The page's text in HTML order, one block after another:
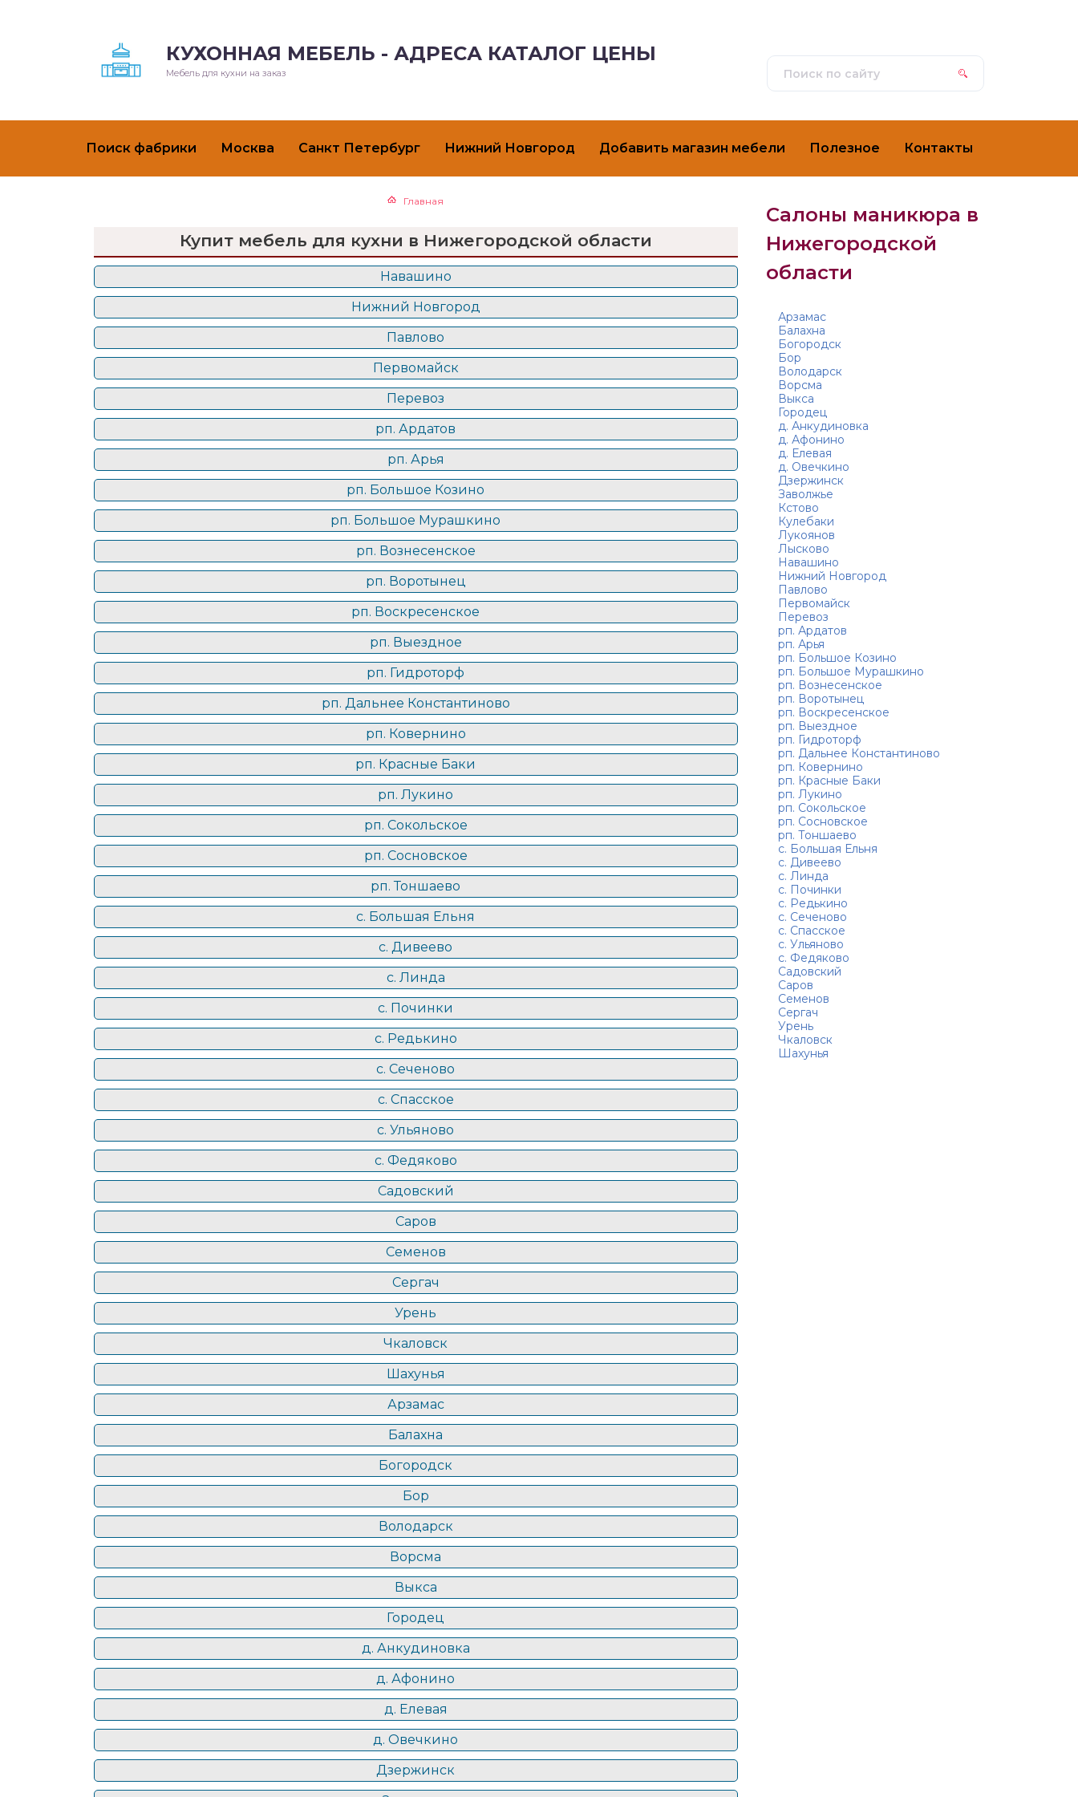
КУХОННАЯ МЕБЕЛЬ - АДРЕСА КАТАЛОГ ЦЕНЫ
Мебель для кухни на заказ
Поиск фабрики Москва Санкт Петербург Нижний Новгород Добавить магазин мебели Полезное Контакты
Главная
Купит мебель для кухни в Нижегородской области
Навашино
Нижний Новгород
Павлово
Первомайск
Перевоз
рп. Ардатов
рп. Арья
рп. Большое Козино
рп. Большое Мурашкино
рп. Вознесенское
рп. Воротынец
рп. Воскресенское
рп. Выездное
рп. Гидроторф
рп. Дальнее Константиново
рп. Ковернино
рп. Красные Баки
рп. Лукино
рп. Сокольское
рп. Сосновское
рп. Тоншаево
с. Большая Ельня
с. Дивеево
с. Линда
с. Починки
с. Редькино
с. Сеченово
с. Спасское
с. Ульяново
с. Федяково
Садовский
Саров
Семенов
Сергач
Урень
Чкаловск
Шахунья
Арзамас
Балахна
Богородск
Бор
Володарск
Ворсма
Выкса
Городец
д. Анкудиновка
д. Афонино
д. Елевая
д. Овечкино
Дзержинск
Салоны маникюра в
Нижегородской
области
Арзамас
Балахна
Богородск
Бор
Володарск
Ворсма
Выкса
Городец
д. Анкудиновка
д. Афонино
д. Елевая
д. Овечкино
Дзержинск
Заволжье
Кстово
Кулебаки
Лукоянов
Лысково
Навашино
Нижний Новгород
Павлово
Первомайск
Перевоз
рп. Ардатов
рп. Арья
рп. Большое Козино
рп. Большое Мурашкино
рп. Вознесенское
рп. Воротынец
рп. Воскресенское
рп. Выездное
рп. Гидроторф
рп. Дальнее Константиново
рп. Ковернино
рп. Красные Баки
рп. Лукино
рп. Сокольское
рп. Сосновское
рп. Тоншаево
с. Большая Ельня
с. Дивеево
с. Линда
с. Починки
с. Редькино
с. Сеченово
с. Спасское
с. Ульяново
с. Федяково
Садовский
Саров
Семенов
Сергач
Урень
Чкаловск
Шахунья